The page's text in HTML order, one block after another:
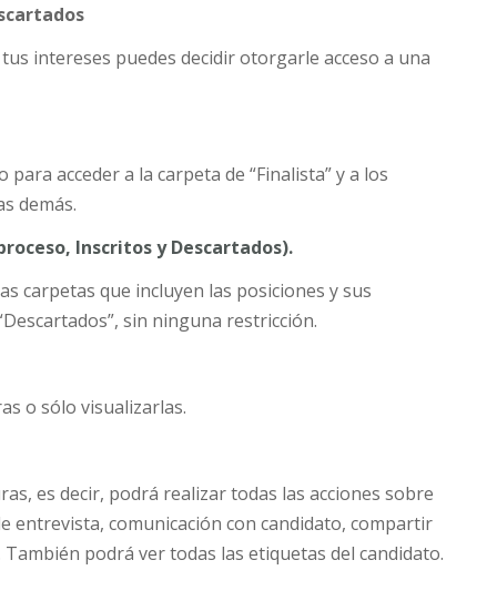
intereses puedes decidir otorgarle acceso a una
acceder a la carpeta de “Finalista” y a los
demás.
Inscritos y Descartados).
carpetas que incluyen las posiciones y sus
sin ninguna restricción.
o sólo visualizarlas.
es decir, podrá realizar todas las acciones sobre
entrevista, comunicación con candidato, compartir
podrá ver todas las etiquetas del candidato.